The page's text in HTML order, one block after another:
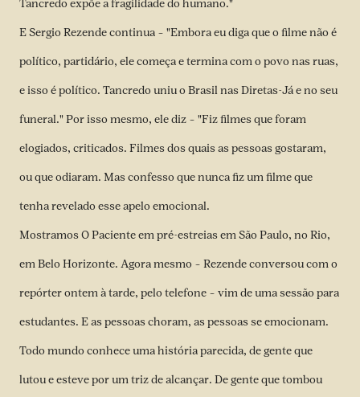
Tancredo expõe a fragilidade do humano."
E Sergio Rezende continua – "Embora eu diga que o filme não é
político, partidário, ele começa e termina com o povo nas ruas,
e isso é político. Tancredo uniu o Brasil nas Diretas-Já e no seu
funeral." Por isso mesmo, ele diz – "Fiz filmes que foram
elogiados, criticados. Filmes dos quais as pessoas gostaram,
ou que odiaram. Mas confesso que nunca fiz um filme que
tenha revelado esse apelo emocional.
Mostramos O Paciente em pré-estreias em São Paulo, no Rio,
em Belo Horizonte. Agora mesmo – Rezende conversou com o
repórter ontem à tarde, pelo telefone – vim de uma sessão para
estudantes. E as pessoas choram, as pessoas se emocionam.
Todo mundo conhece uma história parecida, de gente que
lutou e esteve por um triz de alcançar. De gente que tombou